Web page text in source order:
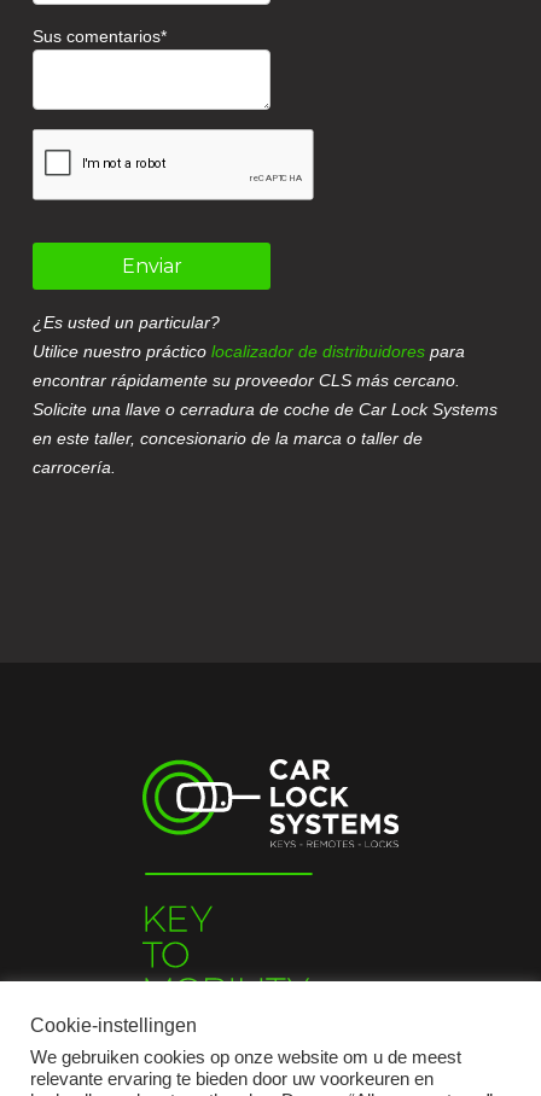
Sus comentarios
Enviar
¿Es usted un particular?
Utilice nuestro prácticolocalizador de distribuidores para
encontrar rápidamente su proveedor CLS más cercano.
Solicite una llave o cerradura de coche de Car Lock Systems
en este taller, concesionario de la marca o taller de
carrocería.
Cookie-instellingen
We gebruiken cookies op onze website om u de meest
relevante ervaring te bieden door uw voorkeuren en